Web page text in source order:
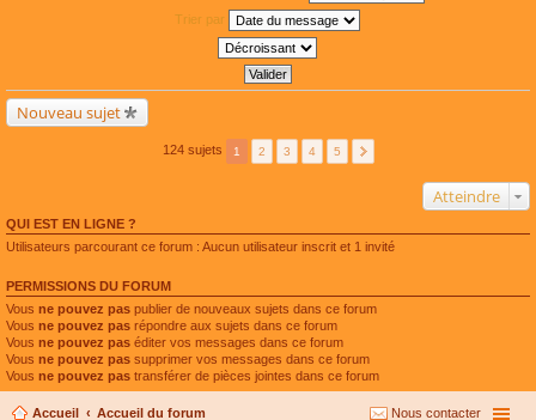
Trier par
Nouveau sujet
124 sujets 1 2 3 4 5
Atteindre
QUI EST EN LIGNE ?
Utilisateurs parcourant ce forum : Aucun utilisateur inscrit et 1 invité
PERMISSIONS DU FORUM
Vous ne pouvez pas publier de nouveaux sujets dans ce forum
Vous ne pouvez pas répondre aux sujets dans ce forum
Vous ne pouvez pas éditer vos messages dans ce forum
Vous ne pouvez pas supprimer vos messages dans ce forum
Vous ne pouvez pas transférer de pièces jointes dans ce forum
Accueil Accueil du forum Nous contacter